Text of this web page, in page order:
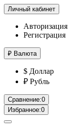
Личный кабинет
Авторизация
Регистрация
₽ Валюта
$ Доллар
₽ Рубль
Сравнение:0
Избранное:0